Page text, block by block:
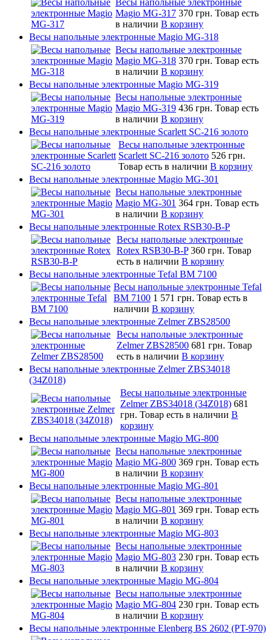
Magio MG-317 370 грн. Товар есть
в наличии В корзину
Весы напольные электронные Magio MG-318
Весы напольные электронные
Magio MG-318 370 грн. Товар есть
в наличии В корзину
Весы напольные электронные Magio MG-319
Весы напольные электронные
Magio MG-319 436 грн. Товар есть
в наличии В корзину
Весы напольные электронные Scarlett SC-216 золото
Весы напольные электронные
Scarlett SC-216 золото 526 грн.
Товар есть в наличии В корзину
Весы напольные электронные Magio MG-301
Весы напольные электронные
Magio MG-301 364 грн. Товар есть
в наличии В корзину
Весы напольные электронные Rotex RSB30-B-P
Весы напольные электронные
Rotex RSB30-B-P 360 грн. Товар
есть в наличии В корзину
Весы напольные электронные Tefal BM 7100
Весы напольные электронные Tefal
BM 7100 1 571 грн. Товар есть в
наличии В корзину
Весы напольные электронные Zelmer ZBS28500
Весы напольные электронные
Zelmer ZBS28500 681 грн. Товар
есть в наличии В корзину
Весы напольные электронные Zelmer ZBS34018
(34Z018)
Весы напольные электронные
Zelmer ZBS34018 (34Z018) 681
грн. Товар есть в наличии В
корзину
Весы напольные электронные Magio MG-800
Весы напольные электронные
Magio MG-800 369 грн. Товар есть
в наличии В корзину
Весы напольные электронные Magio MG-801
Весы напольные электронные
Magio MG-801 369 грн. Товар есть
в наличии В корзину
Весы напольные электронные Magio MG-803
Весы напольные электронные
Magio MG-803 230 грн. Товар есть
в наличии В корзину
Весы напольные электронные Magio MG-804
Весы напольные электронные
Magio MG-804 230 грн. Товар есть
в наличии В корзину
Весы напольные электронные Elenberg BS 2602 (PT-970)